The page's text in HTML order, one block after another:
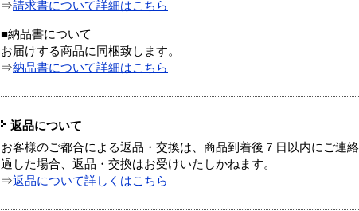
⇒請求書について詳細はこちら
■納品書について
お届けする商品に同梱致します。
⇒納品書について詳細はこちら
返品について
お客様のご都合による返品・交換は、商品到着後７日以内にご連
過した場合、返品・交換はお受けいたしかねます。
⇒返品について詳しくはこちら